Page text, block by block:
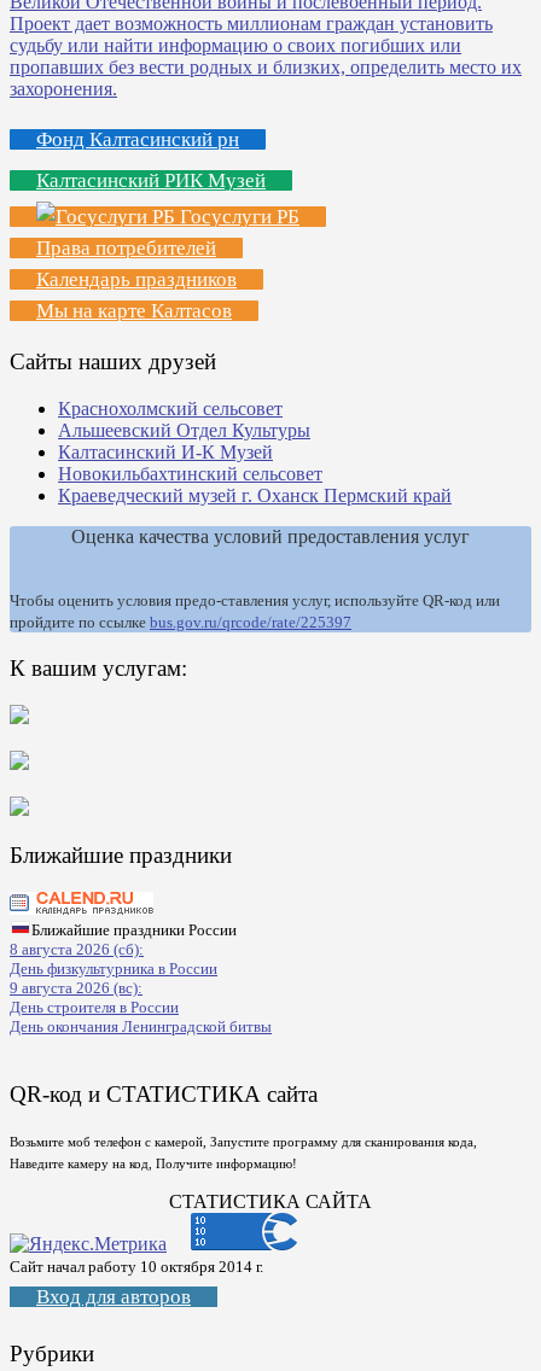
Фонд Калтасинский рн
Калтасинский РИК Музей
Госуслуги РБ
Права потребителей
Календарь праздников
Мы на карте Калтасов
Сайты наших друзей
Краснохолмский сельсовет
Альшеевский Отдел Культуры
Калтасинский И-К Музей
Новокильбахтинский сельсовет
Краеведческий музей г. Оханск Пермский край
Оценка качества условий предоставления услуг
Чтобы оценить условия предо-ставления услуг, используйте QR-код или
пройдите по ссылке bus.gov.ru/qrcode/rate/225397
К вашим услугам:
Ближайшие праздники
Ближайшие праздники России
8 августа 2026 (сб):
День физкультурника в России
9 августа 2026 (вс):
День строителя в России
День окончания Ленинградской битвы
QR-код и СТАТИСТИКА сайта
Возьмите моб телефон с камерой, Запустите программу для сканирования кода,
Наведите камеру на код, Получите информацию!
СТАТИСТИКА САЙТА
Сайт начал работу 10 октября 2014 г.
Вход для авторов
Рубрики